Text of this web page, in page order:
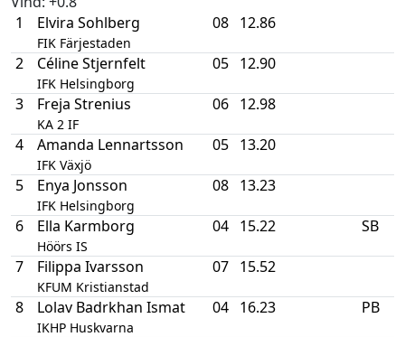
1
Elvira Sohlberg
FIK Färjestaden
08 12.86
2 Céline Stjernfelt
IFK Helsingborg
05 12.90
3 Freja Strenius
KA 2 IF
06 12.98
4 Amanda Lennartsson
IFK Växjö
05 13.20
5 Enya Jonsson
IFK Helsingborg
08 13.23
6 Ella Karmborg
Höörs IS
04 15.22 SB
7 Filippa Ivarsson
KFUM Kristianstad
07 15.52
8 Lolav Badrkhan Ismat
IKHP Huskvarna
04 16.23 PB